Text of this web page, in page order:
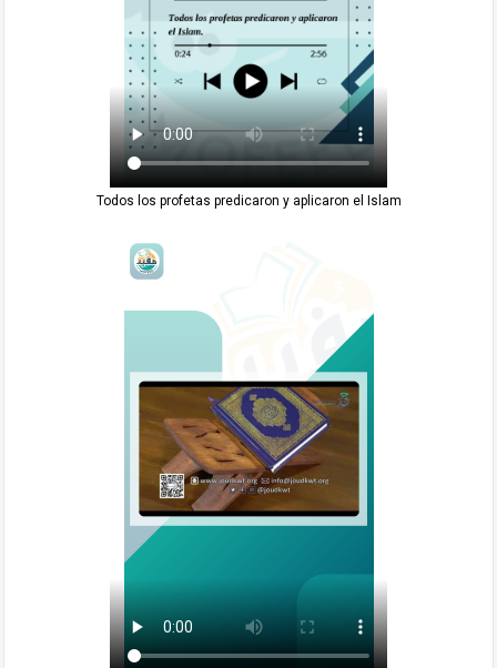
Todos los profetas predicaron y aplicaron el Islam